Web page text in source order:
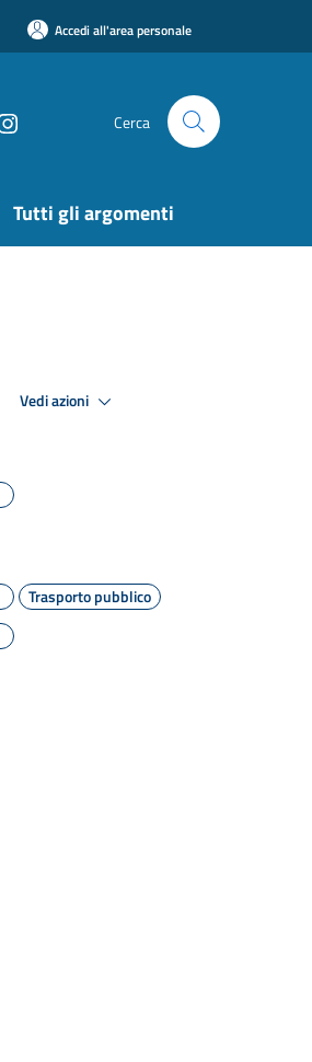
Accedi all'area personale
Cerca
Tutti gli argomenti
Vedi azioni
Trasporto pubblico